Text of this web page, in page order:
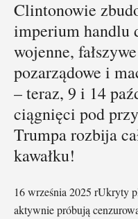
Clintonowie
imperium handlu
wojenne,
pozarządowe i
– teraz, 9 i 14
ciągnięci pod
Trumpa rozbija
kawałku!
16 września 2025 rUkryty
aktywnie próbują